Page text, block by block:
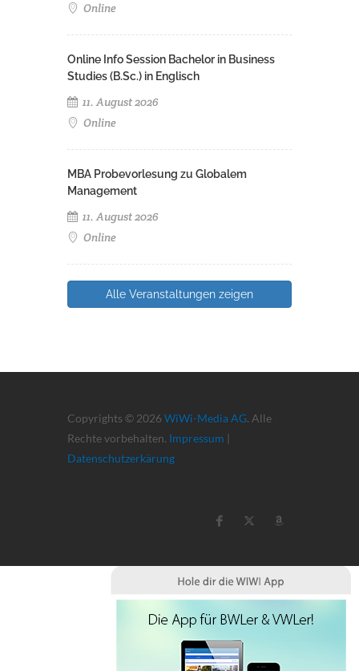
Online
Online Info Session Bachelor in Business
Studies (B.Sc.) in Englisch
11. August 2026
Online
MBA Probevorlesung zu Globalem
Management
11. August 2026
Online
Alle Veranstaltungen zeigen
Copyrights © 2026 WiWi-Media AG. Alle
Rechte vorbehalten. Impressum |
Datenschutzerkärung